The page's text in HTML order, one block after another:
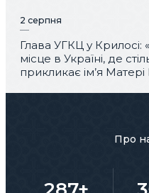
2 серпня
Глава УГКЦ у Крилосі:
місце в Україні, де
прикликає ім’я Матері
Про